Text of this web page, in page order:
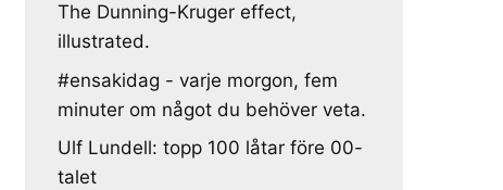
The Dunning-Kruger effect,
illustrated.
#ensakidag - varje morgon, fem
minuter om något du behöver veta.
Ulf Lundell: topp 100 låtar före 00-
talet